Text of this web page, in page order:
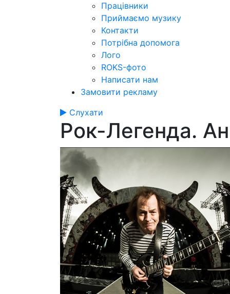
Працівники
Приймаємо музику
Контакти
Потрібна допомога
Лого
ROKS-фото
Написати нам
Замовити рекламу
Слухати
Рок-Легенда.